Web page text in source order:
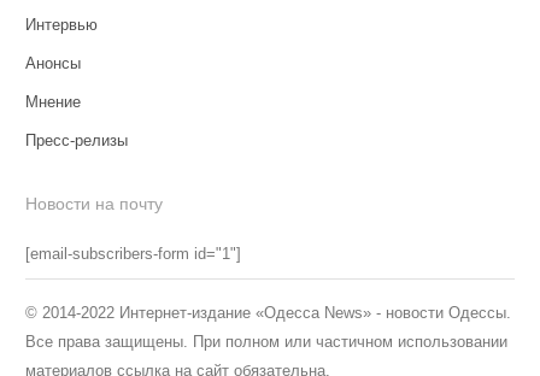
Интервью
Анонсы
Мнение
Пресс-релизы
Новости на почту
[email-subscribers-form id="1"]
© 2014-2022 Интернет-издание «Одесса News» - новости Одессы.
Все права защищены. При полном или частичном использовании
материалов ссылка на сайт обязательна.